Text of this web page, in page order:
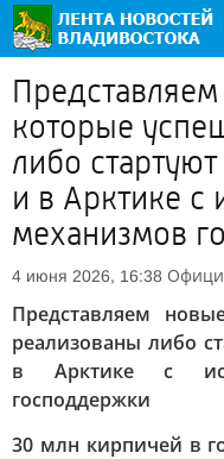
которые
либо
и в Арктике с
механизмов
4 июня 2026, 16:38
Представляем
реализованы либо
в Арктике с
господдержки
30 млн кирпичей в